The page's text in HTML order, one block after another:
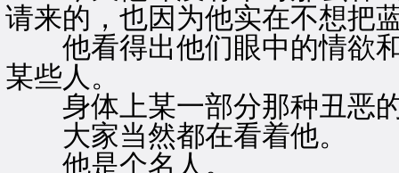
请来的，也因为他实在不想把
他看得出他们眼中的情欲和
某些人。
身体上某一部分那种丑恶
大家当然都在看着他。
他是个名人。